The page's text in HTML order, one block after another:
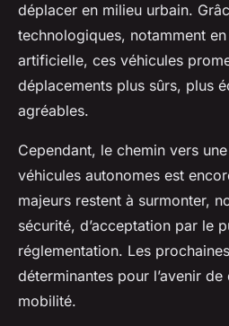
déplacer en milieu urbain.
technologiques, notamment
artificielle, ces véhicules
déplacements plus sûrs, plus
agréables.
Cependant, le chemin vers
véhicules autonomes est
majeurs restent à surmonter,
sécurité, d’acceptation par le
réglementation. Les
déterminantes pour l’avenir
mobilité.